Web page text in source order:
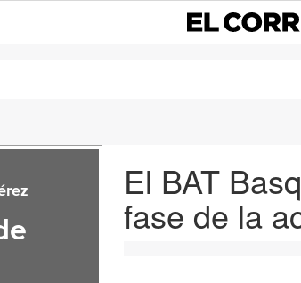
El BAT
fase de la